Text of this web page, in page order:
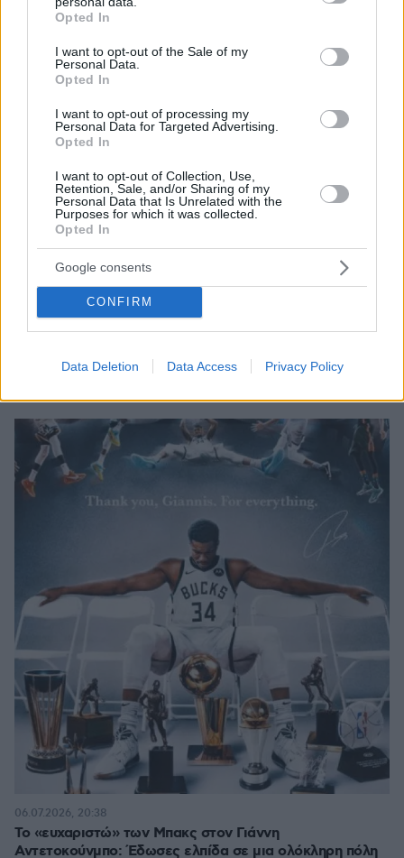
grant or deny consent to Google and its third-party tags to
use your data for below specified purposes in below Google
consent section.
Opted In
I want to opt-out of the Sale of my
Personal Data.
Opted In
I want to opt-out of processing my
Personal Data for Targeted Advertising.
Opted In
I want to opt-out of Collection, Use,
Retention, Sale, and/or Sharing of my
Personal Data that Is Unrelated with the
Purposes for which it was collected.
Opted In
Google consents
CONFIRM
Data Deletion Data Access Privacy Policy
Τέλος το νούμερο 34 για τον Γιάννη Αντετοκούνμπο,
παίρνει το νούμερο 7 στους Χιτ
Στο live που έκανε ο Greek Freak μαζί με Αμερικανό
και να πάρει το 7
06.07.2026, 21:19
Το «ευχαριστώ» των Μπακς στον Γιάννη
Αντετοκούνμπο: Έδωσες ελπίδα σε μια ολόκληρη πόλη
06.07.2026, 20:38